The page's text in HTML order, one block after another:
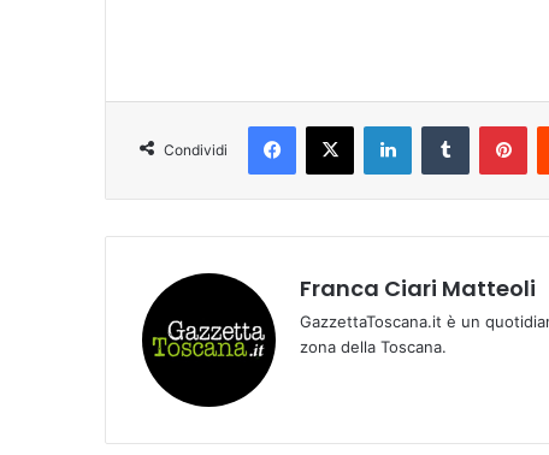
Condividi
Franca Ciari Matteoli
GazzettaToscana.it è un
zona della Toscana.